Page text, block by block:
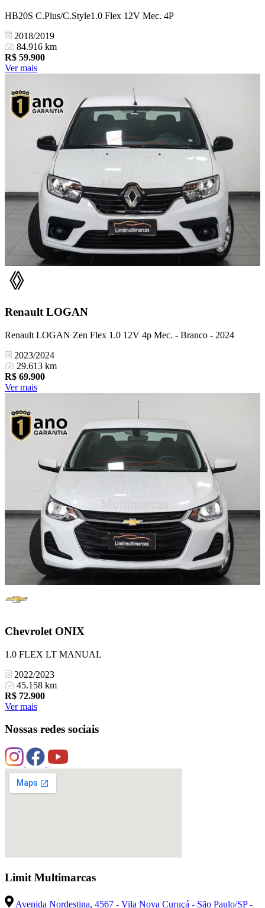
HB20S C.Plus/C.Style1.0 Flex 12V Mec. 4P
2018/2019
84.916 km
R$ 59.900
Ver mais
Renault LOGAN
Renault LOGAN Zen Flex 1.0 12V 4p Mec. - Branco - 2024
2023/2024
29.613 km
R$ 69.900
Ver mais
Chevrolet ONIX
1.0 FLEX LT MANUAL
2022/2023
45.158 km
R$ 72.900
Ver mais
Nossas redes sociais
Limit Multimarcas
Avenida Nordestina, 4567 - Vila Nova Curuçá - São Paulo/SP -